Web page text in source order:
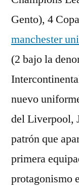
Gento), 4
manchester
(2 bajo la
nuevo
del Liverpool,
patrón que
primera
protagonismo